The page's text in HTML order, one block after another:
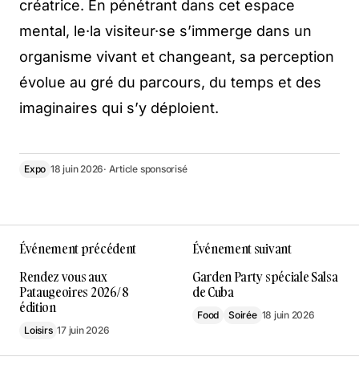
créatrice. En pénétrant dans cet espace
mental, le·la visiteur·se s’immerge dans un
organisme vivant et changeant, sa perception
évolue au gré du parcours, du temps et des
imaginaires qui s’y déploient.
Expo 18 juin 2026· Article sponsorisé
Événement précédent
Rendez vous aux
Pataugeoires 2026/ 8
édition
Loisirs 17 juin 2026
Événement suivant
Garden Party spéciale Salsa
de Cuba
Food Soirée 18 juin 2026